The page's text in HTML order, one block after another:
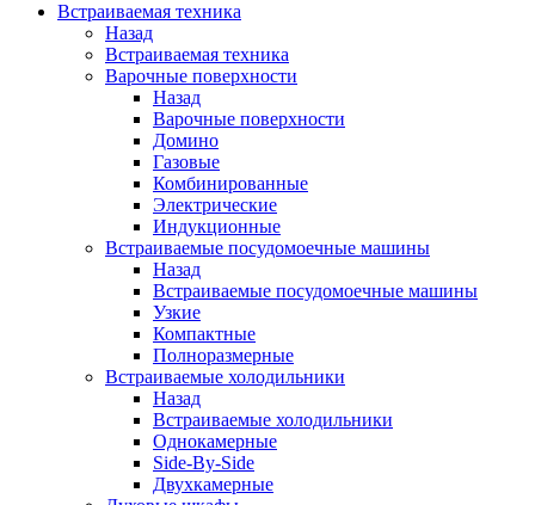
Встраиваемая техника
Назад
Встраиваемая техника
Варочные поверхности
Назад
Варочные поверхности
Домино
Газовые
Комбинированные
Электрические
Индукционные
Встраиваемые посудомоечные машины
Назад
Встраиваемые посудомоечные машины
Узкие
Компактные
Полноразмерные
Встраиваемые холодильники
Назад
Встраиваемые холодильники
Однокамерные
Side-By-Side
Двухкамерные